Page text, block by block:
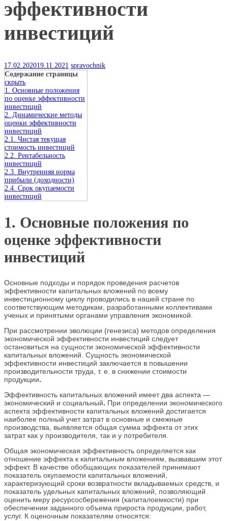
эффективности
инвестиций
17.02.202019.11.2021 spravochnik
Содержание страницы
скрыть
1. Основные положения
по оценке эффективности
инвестиций
2. Динамические методы
оценки эффективности
инвестиций
2.1. Чистая текущая
стоимость инвестиций
2.2. Рентабельность
инвестиций
2.3. Внутренняя норма
прибыли (доходности)
2.4. Срок окупаемости
инвестиций
1. Основные положения по
оценке эффективности
инвестиций
Основные подходы и порядок проведения расчетов
эффективности капитальных вложений по всему
инвестиционному циклу проводились в нашей стране по
соответствующим методикам, разработанными коллективами
ученых и принятыми органами управления экономикой.
При рассмотрении эволюции (генезиса) методов определения
экономической эффективности инвестиций следует
остановиться на сущности экономической эффективности
капитальных вложений. Сущность экономической
эффективности инвестиций заключается в повышении
производительности труда, т. е. в снижении стоимости
продукции.
Эффективность капитальных вложений имеет два аспекта —
экономический и социальный. При определении экономического
аспекта эффективности капитальных вложений достигается
наиболее полный учет затрат в основные и смежные
производства, выявляется общая сумма эффекта от этих
затрат как у производителя, так и у потребителя.
Общая экономическая эффективность определяется как
отношение эффекта к капитальным вложениям, вызвавшим этот
эффект. В качестве обобщающих показателей принимают
показатель окупаемости капитальных вложений,
характеризующий сроки возвратности вкладываемых средств, и
показатель удельных капитальных вложений, позволяющий
оценить меру ресурсосбережения (капиталоемкости) при
обеспечении заданного объема прироста продукции, работ,
услуг. К оценочным показателям относятся: